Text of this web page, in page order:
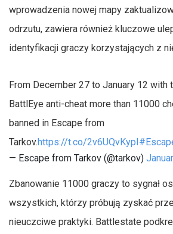
wprowadzenia nowej mapy
odrzutu, zawiera również kluczowe
identyfikacji graczy korzystających z
From December 27 to January 12 with
BattlEye anti-cheat more than 11000
banned in Escape from
Tarkov.https://t.co/2v6UQvKypI
— Escape from Tarkov (@tarkov)
Zbanowanie 11000 graczy to sygnał
wszystkich, którzy próbują zyskać
nieuczciwe praktyki. Battlestate